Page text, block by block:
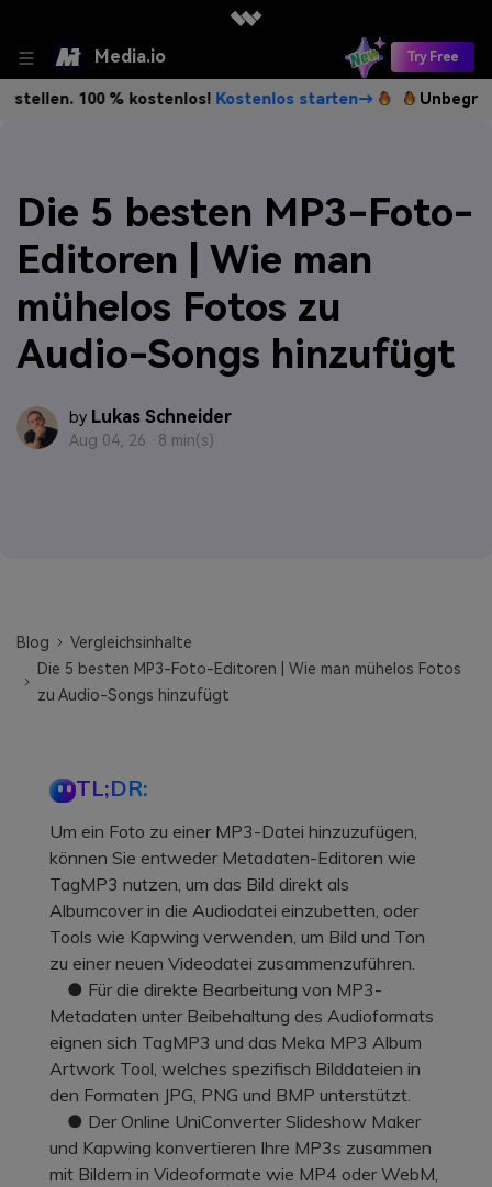
Media.io Try Free
% kostenlos!Kostenlos starten→ Unbegrenzt KI-
Die 5 besten MP3-Foto-
Editoren | Wie man
mühelos Fotos zu
Audio-Songs hinzufügt
by Lukas Schneider
Aug 04, 26 · 8 min(s)
Blog
Vergleichsinhalte
Die 5 besten MP3-Foto-Editoren | Wie man mühelos Fotos
zu Audio-Songs hinzufügt
TL;DR:
Um ein Foto zu einer MP3-Datei hinzuzufügen,
können Sie entweder Metadaten-Editoren wie
TagMP3 nutzen, um das Bild direkt als
Albumcover in die Audiodatei einzubetten, oder
Tools wie Kapwing verwenden, um Bild und Ton
zu einer neuen Videodatei zusammenzuführen.
● Für die direkte Bearbeitung von MP3-
Metadaten unter Beibehaltung des Audioformats
eignen sich TagMP3 und das Meka MP3 Album
Artwork Tool, welches spezifisch Bilddateien in
den Formaten JPG, PNG und BMP unterstützt.
● Der Online UniConverter Slideshow Maker
und Kapwing konvertieren Ihre MP3s zusammen
mit Bildern in Videoformate wie MP4 oder WebM,